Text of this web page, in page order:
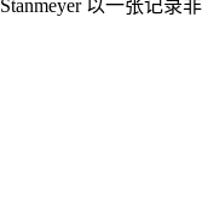
以一张记